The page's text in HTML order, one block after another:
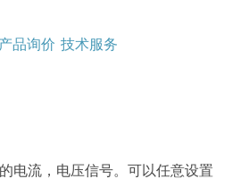
产品询价 技术服务
电流，电压信号。可以任意设置